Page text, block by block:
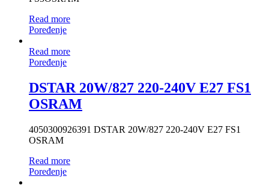
Read more
Poređenje
Read more
Poređenje
DSTAR 20W/827 220-240V E27 FS1
OSRAM
4050300926391 DSTAR 20W/827 220-240V E27 FS1
OSRAM
Read more
Poređenje